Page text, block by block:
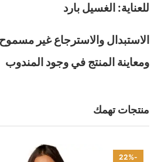
للعناية: الغسيل بارد
الاستبدال والاسترجاع غير مسموح
ومعاينة المنتج في وجود المندوب
منتجات تهمك
-22%